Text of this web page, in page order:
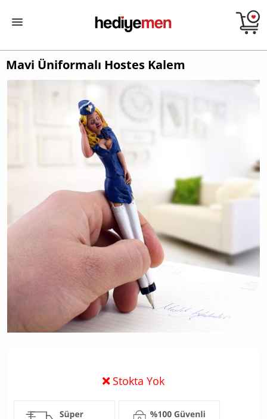
Mavi Üniformalı Hostes Kalem
Stokta Yok